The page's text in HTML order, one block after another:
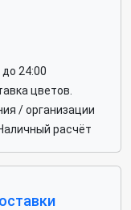
24:00
цветов.
/ организации
расчёт